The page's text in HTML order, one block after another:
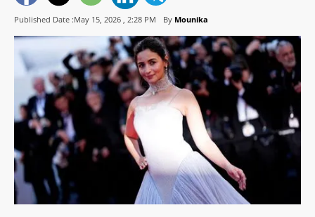
Published Date :May 15, 2026 , 2:28 PM By Mounika